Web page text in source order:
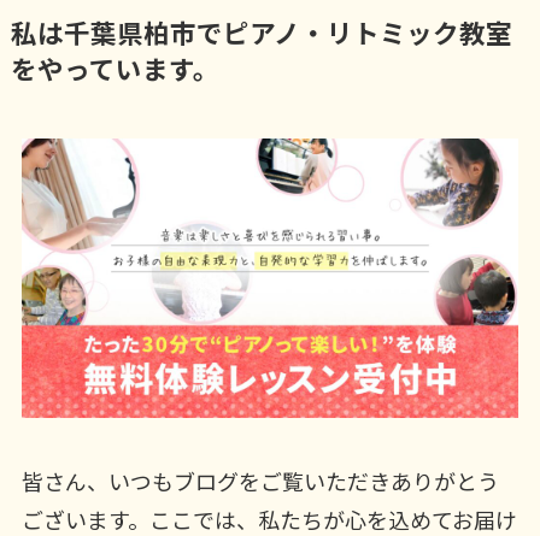
私は千葉県柏市でピアノ・リトミック教室
をやっています。
皆さん、いつもブログをご覧いただきありがとう
ございます。ここでは、私たちが心を込めてお届け